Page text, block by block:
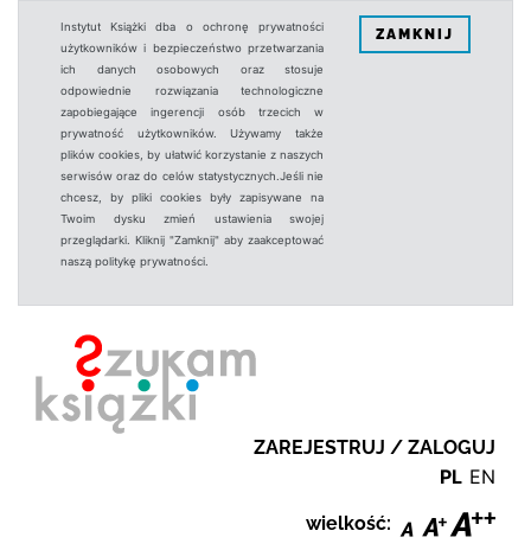
Instytut Książki dba o ochronę prywatności
użytkowników i bezpieczeństwo przetwarzania
ich danych osobowych oraz stosuje
odpowiednie rozwiązania technologiczne
zapobiegające ingerencji osób trzecich w
prywatność użytkowników. Używamy także
plików cookies, by ułatwić korzystanie z naszych
serwisów oraz do celów statystycznych.Jeśli nie
chcesz, by pliki cookies były zapisywane na
Twoim dysku zmień ustawienia swojej
przeglądarki. Kliknij "Zamknij" aby zaakceptować
naszą politykę prywatności.
ZAMKNIJ
ZAREJESTRUJ / ZALOGUJ
PL EN
wielkość: